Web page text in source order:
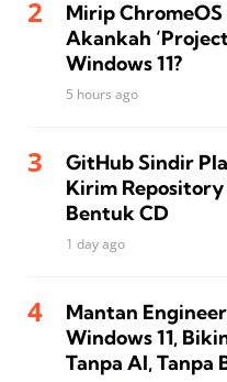
Mirip
Akankah
Windows 11?
5 hours ago
GitHub Sindir
Kirim
Bentuk CD
1 day ago
Mantan
Windows 11,
Tanpa AI, Tanpa